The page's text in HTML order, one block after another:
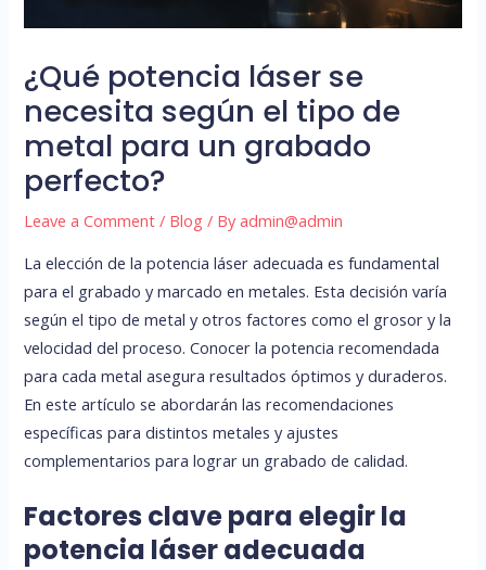
¿Qué potencia láser se
necesita según el tipo de
metal para un grabado
perfecto?
Leave a Comment / Blog / Byadmin@admin
La elección de la potencia láser adecuada es fundamental
para el grabado y marcado en metales. Esta decisión varía
según el tipo de metal y otros factores como el grosor y la
velocidad del proceso. Conocer la potencia recomendada
para cada metal asegura resultados óptimos y duraderos.
En este artículo se abordarán las recomendaciones
específicas para distintos metales y ajustes
complementarios para lograr un grabado de calidad.
Factores clave para elegir la
potencia láser adecuada